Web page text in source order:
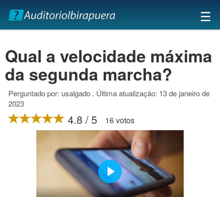
×
☰
Qual a velocidade máxima
da segunda marcha?
Perguntado por: usalgado . Última atualização: 13 de janeiro de
2023
4.8 / 5 16 votos
Play